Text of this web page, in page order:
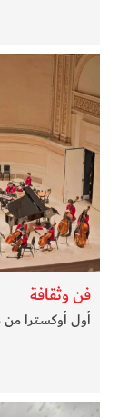
فن وثقافة
أول أوكسترا